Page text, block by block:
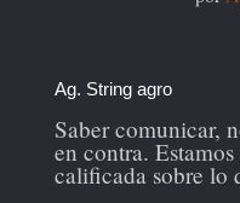
Ag. String agro
Saber comunicar,
en contra.
calificada sobre lo